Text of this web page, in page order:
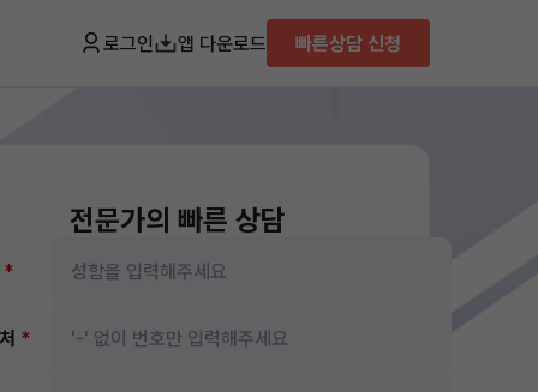
로그인 앱 다운로드 빠른상담 신청
전문가의 빠른 상담
*
*